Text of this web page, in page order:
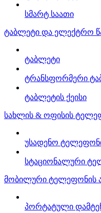
სმარტ საათი
ტაბლეტი და ელექტრო
ტაბლეტი
ტრანსფორმერი
ტაბლეტის ქეისი
სახლის & ოფისის
უსადენო
სტაციონალური
მობილური ტელეფონის
პორტატული